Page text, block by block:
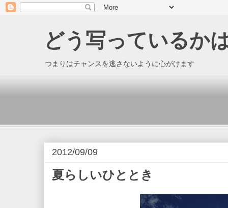
どう写っているか
つまりはチャンスを逃さないように心がけます
2012/09/09
夏らしいひととき